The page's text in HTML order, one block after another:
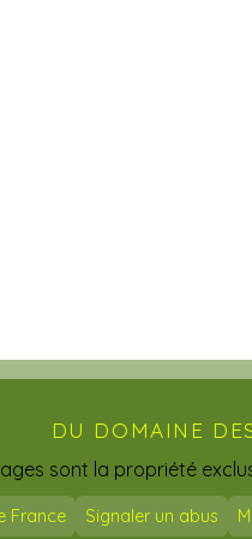
DU DOMAINE
sont la propriété
France Signaler un abus